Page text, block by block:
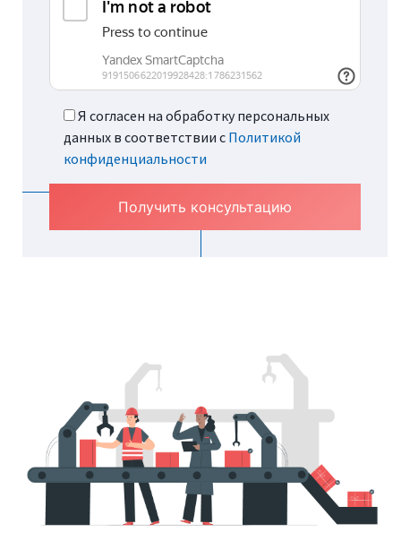
Я согласен на обработку персональных
данных в соответствии с Политикой
конфиденциальности